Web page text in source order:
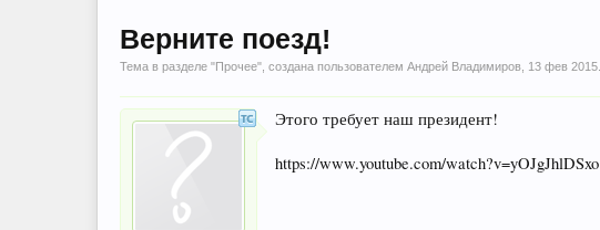
Верните поезд!
Тема в разделе "Прочее", создана пользователем Андрей Владимиров 13 фев 2015
Этого требует наш президент!
https://www.youtube.com/watch?v=yOJgJhlDSxo